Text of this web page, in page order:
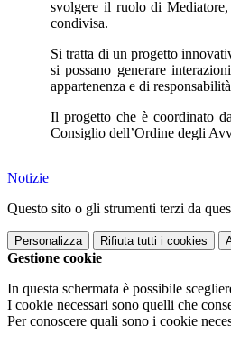
svolgere il ruolo di
condivisa.
Si tratta di un progetto
si possano generare
appartenenza e di
Il progetto che è coordinato
Consiglio dell’Ordine degli
Notizie
Questo sito o gli strumenti terzi da
Personalizza Rifiuta tutti i cookies
Gestione cookie
In questa schermata è possibile
I cookie necessari sono quelli che
Per conoscere quali sono i cookie